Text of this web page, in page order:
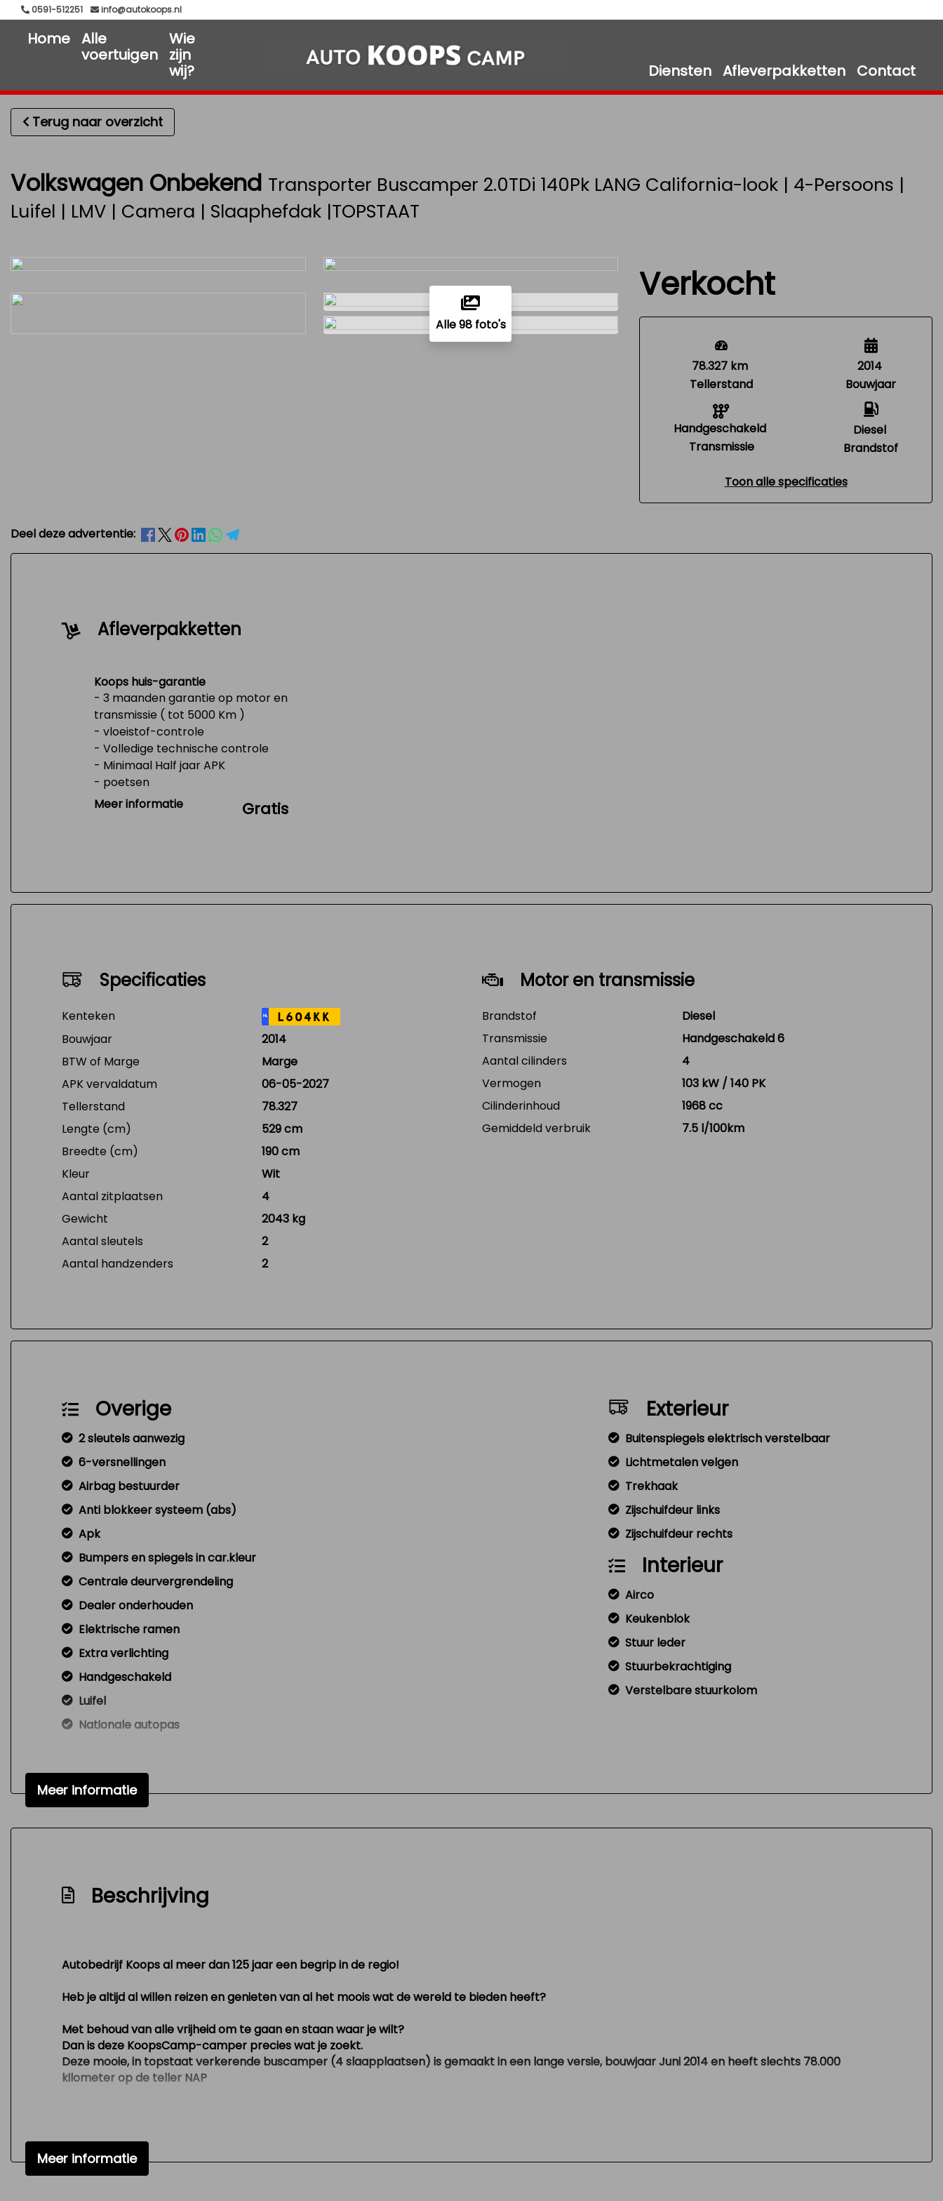
0591-512251 info@autokoops.nl
Home Alle
voertuigen
Wie
zijn
wij?
Diensten Afleverpakketten Contact
Terug naar overzicht
Volkswagen Onbekend Transporter Buscamper 2.0TDi 140Pk LANG California-look | 4-Persoons |
Luifel | LMV | Camera | Slaaphefdak |TOPSTAAT
Alle 98 foto's
Verkocht
78.327 km
Tellerstand
Handgeschakeld
Transmissie
2014
Bouwjaar
Diesel
Brandstof
Toon alle specificaties
Deel deze advertentie:
Afleverpakketten
Koops huis-garantie
- 3 maanden garantie op motor en
transmissie ( tot 5000 Km )
- vloeistof-controle
- Volledige technische controle
- Minimaal Half jaar APK
- poetsen
- Tank 1/4 vol
Meer informatie Gratis
Specificaties
Kenteken NL L604KK
Bouwjaar
2014
BTW of Marge
Marge
APK vervaldatum
06-05-2027
Tellerstand
78.327
Lengte (cm)
529 cm
Breedte (cm)
190 cm
Kleur
Wit
Aantal zitplaatsen
4
Gewicht
2043 kg
Aantal sleutels
2
Aantal handzenders
2
Motor en transmissie
Brandstof
Diesel
Transmissie
Handgeschakeld 6
Aantal cilinders
4
Vermogen
103 kW / 140 PK
Cilinderinhoud
1968 cc
Gemiddeld verbruik
7.5 l/100km
Overige
2 sleutels aanwezig
6-versnellingen
Airbag bestuurder
Anti blokkeer systeem (abs)
Apk
Bumpers en spiegels in car.kleur
Centrale deurvergrendeling
Dealer onderhouden
Elektrische ramen
Extra verlichting
Handgeschakeld
Luifel
Nationale autopas
Radio cd-speler
Toilet
Voortent
Exterieur
Buitenspiegels elektrisch verstelbaar
Lichtmetalen velgen
Trekhaak
Zijschuifdeur links
Zijschuifdeur rechts
Interieur
Airco
Keukenblok
Stuur leder
Stuurbekrachtiging
Verstelbare stuurkolom
Meer informatie
Beschrijving
Autobedrijf Koops al meer dan 125 jaar een begrip in de regio!
Heb je altijd al willen reizen en genieten van al het moois wat de wereld te bieden heeft?
Met behoud van alle vrijheid om te gaan en staan waar je wilt?
Dan is deze KoopsCamp-camper precies wat je zoekt.
Deze mooie, in topstaat verkerende buscamper (4 slaapplaatsen) is gemaakt in een lange versie, bouwjaar Juni 2014 en heeft slechts 78.000
kilometer op de teller NAP
deurvergrendeling met afstandsbediening en elektrische ramen.
De buscamper heeft een pittige 140 PK euro 5 dieselmotor met 6 versnellingen en trotseert dus met gemak de prachtige bergen.
Meer informatie